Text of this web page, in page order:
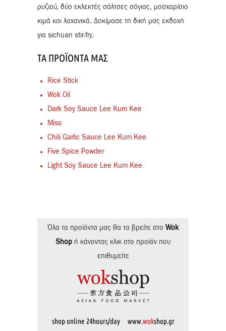
ρυζιού, δύο εκλεκτές σάλτσες σόγιας, μοσχαρίσιο
κιμά και λαχανικά. Δοκίμασε τη δική μας εκδοχή
για sichuan stir-fry.
ΤΑ ΠΡΟΪΌΝΤΑ ΜΑΣ
Rice Stick
Wok Oil
Dark Soy Sauce Lee Kum Kee
Miso
Chili Garlic Sauce Lee Kum Kee
Five Spice Powder
Light Soy Sauce Lee Kum Kee
Όλα τα προϊόντα μας θα τα βρείτε στο Wok
Shop ή κάνοντας κλικ στο προϊόν που
επιθυμείτε
shop online 24hours/day www.wokshop.gr